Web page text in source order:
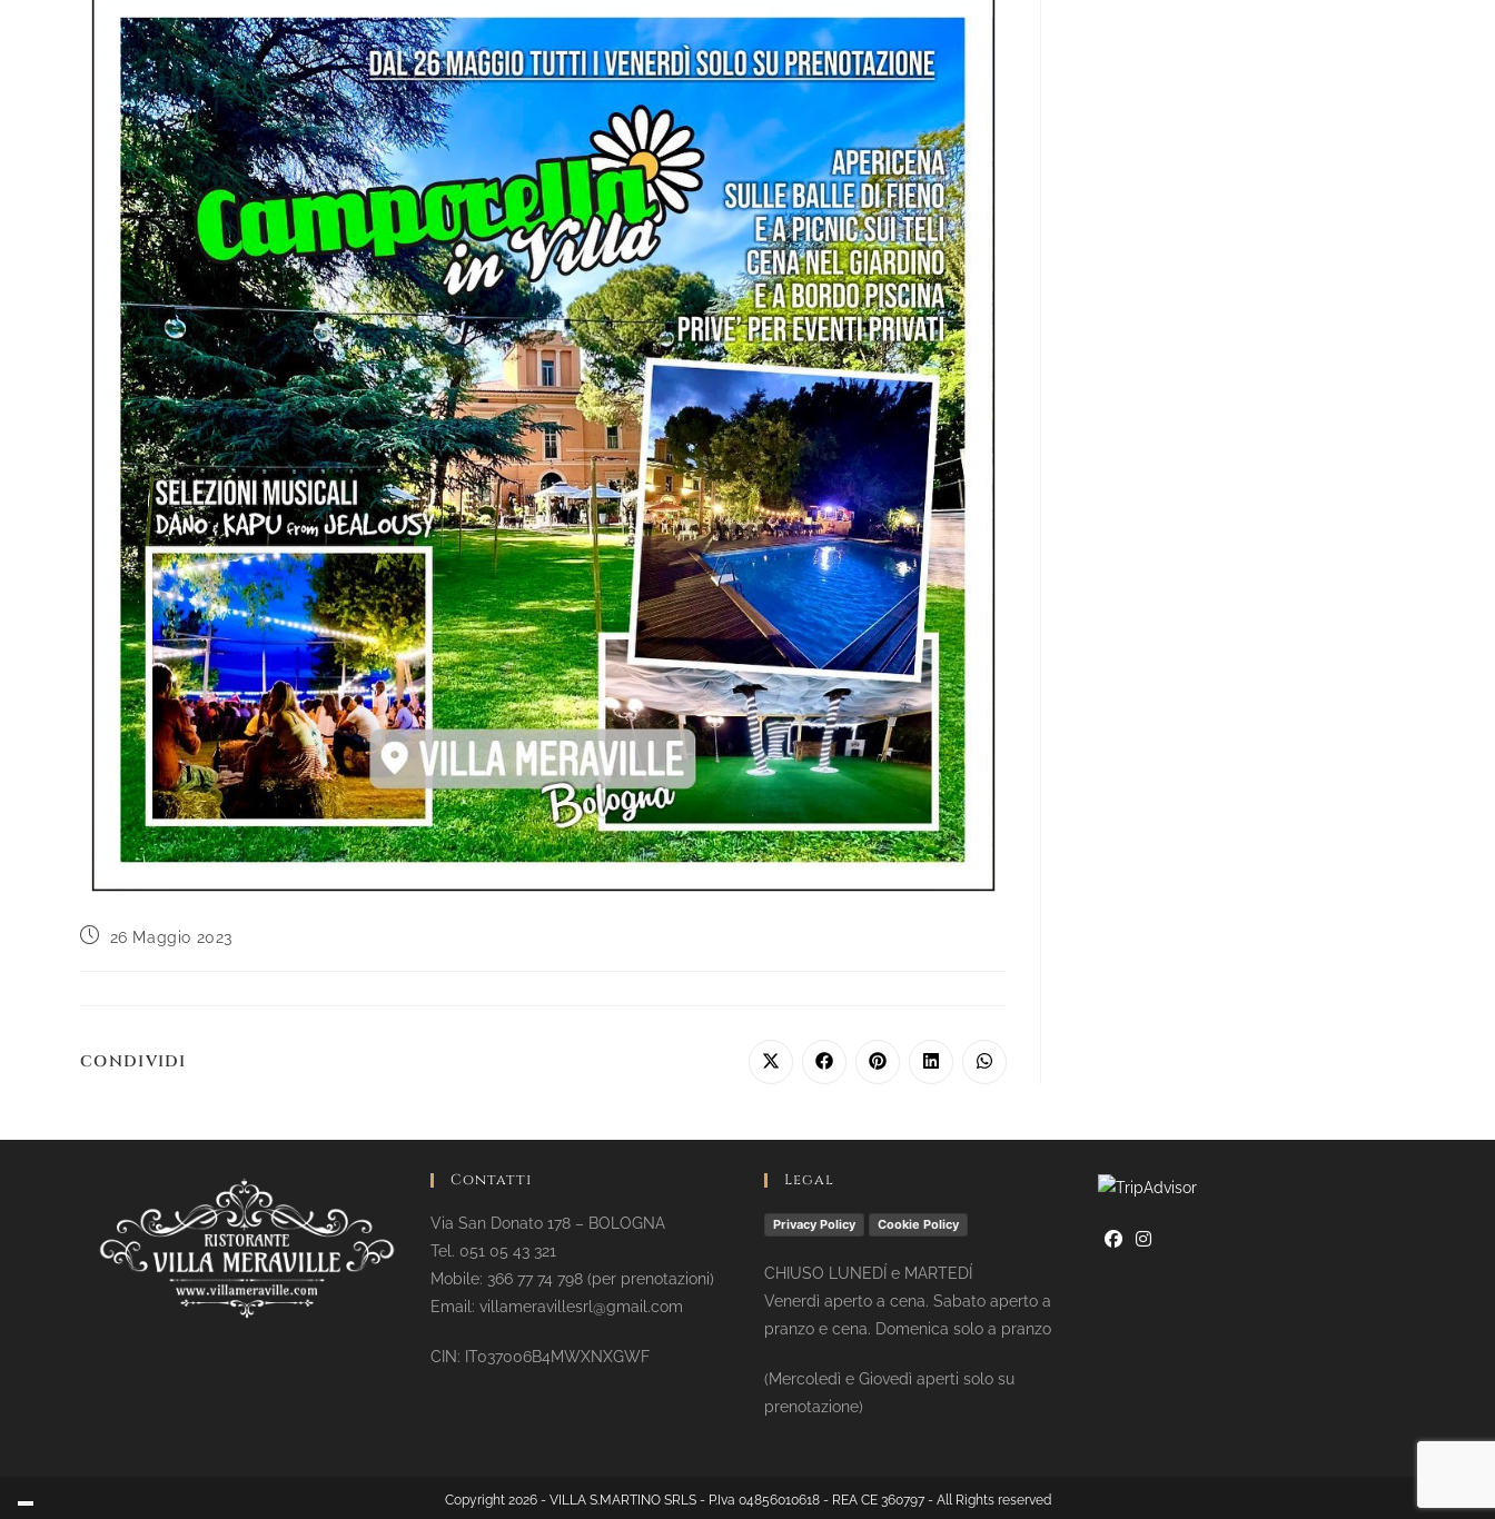
26 Maggio 2023
CONDIVIDI
Contatti
Via San Donato 178 – BOLOGNA
Tel. 051 05 43 321
Mobile: 366 77 74 798 (per prenotazioni)
Email: villameravillesrl@gmail.com
CIN: IT037006B4MWXNXGWF
Legal
Privacy Policy Cookie Policy
CHIUSO LUNEDÍ e MARTEDÍ
Venerdì aperto a cena. Sabato aperto a
pranzo e cena. Domenica solo a pranzo
(Mercoledì e Giovedì aperti solo su
prenotazione)
Copyright 2026 - VILLA S.MARTINO SRLS - P.Iva 04856010618 - REA CE 360797 - All Rights reserved